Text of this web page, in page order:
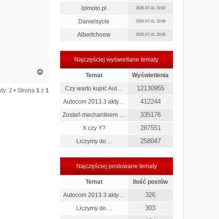
g
ó
2 • Strona 1z 1
Izimoto.pl 2026-07-31, 22:02
Danielsycle 2026-07-31, 19:49
Albertchoow 2026-07-31, 15:08
Najczęściej wyświetlane tematy
Temat
Wyświetlenia
Czy warto kupić Aut…
12130955
Autocom 2013.3 akty… 412244
Zostań mechanikiem … 335176
X czy Y? 287551
Liczymy do.... 258047
Najczęściej postowane tematy
Temat
Ilość postów
Autocom 2013.3 akty…
326
Liczymy do.... 303